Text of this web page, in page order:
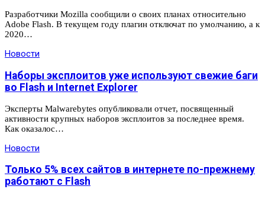
Разработчики Mozilla сообщили о своих планах относительно
Adobe Flash. В текущем году плагин отключат по умолчанию, а к
2020…
Новости
Наборы эксплоитов уже используют свежие баги
во Flash и Internet Explorer
Эксперты Malwarebytes опубликовали отчет, посвященный
активности крупных наборов эксплоитов за последнее время.
Как оказалос…
Новости
Только 5% всех сайтов в интернете по-прежнему
работают с Flash